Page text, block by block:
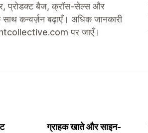
प्रोडक्ट बैज, क्रॉस-सेल्स और
साथ कन्वर्ज़न बढ़ाएँ। अधिक जानकारी
पर जाएँ।
ग्राहक खाते और साइन-